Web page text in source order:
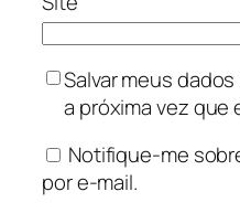
Salvar meus
a próxima vez que
Notifique-me
por e-mail.